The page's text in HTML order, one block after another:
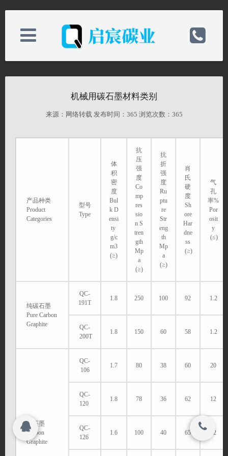
关于我们
新闻中心
联系我们
Copyright 2015-2016
名牌石墨板加工价格厂家-南通启宸碳业有限
电话：0513-82898589
手机：19825218868
备案号：
网址：http://www.nt-qc.com/
联系我们
© 2015-2017
机械用碳石墨材料类别
来源：网络转载 发布时间： 365 浏览次数： 365
产品种类
Product
Categories
型号
Type
体
积
密
度
Bul
k D
ensi
ty
g/c
m3
(≥)
抗
压
强
度
Co
mp
res
sio
n S
tren
gth
Mp
a
(≥)
抗
折
强
度
Ru
ptu
re
Str
eng
th
Mp
a
(≥)
肖
氏
硬
度
Sh
ore
Har
dne
ss
(≥)
气
孔
率%
Por
osit
y
(≤)
纯碳石墨
Pure Carbon
Graphite
QC-
191T
1.8 250 100 92 1.2
QC-
200T
1.8 150 60 58 1.2
碳石墨
Carbon
Graphite
QC-
106
1.7 80 38 60 20
QC-
120
1.8 78 36 62 12
QC-
126
1.6 100 40 65 12